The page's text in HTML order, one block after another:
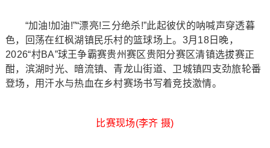
“加油!加油!”“漂亮!三分绝杀!”此起彼伏的呐喊声穿透暮
色，回荡在红枫湖镇民乐村的篮球场上。3月18日晚，
2026“村BA”球王争霸赛贵州赛区贵阳分赛区清镇选拔赛正
酣，滨湖时光、暗流镇、青龙山街道、卫城镇四支劲旅轮番
登场，用汗水与热血在乡村赛场书写着竞技激情。
比赛现场(李齐 摄)